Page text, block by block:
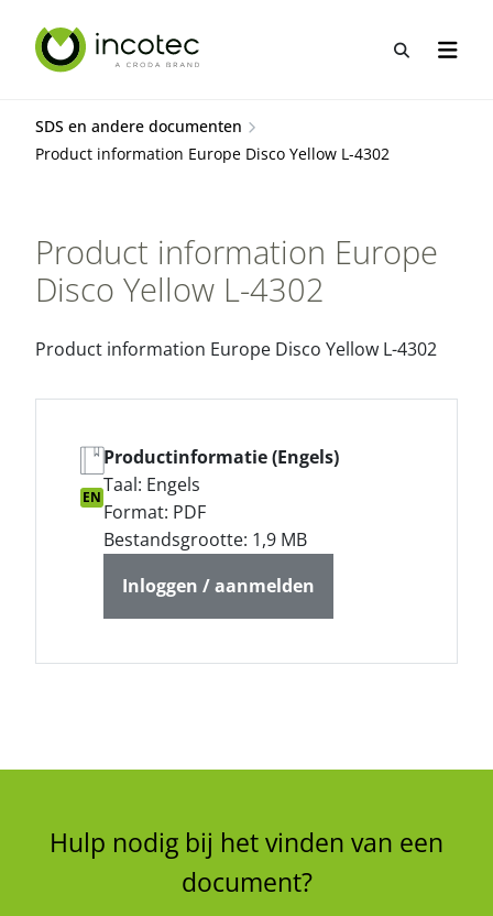
over
over
Open
Open
SDS en andere documenten
Product information Europe Disco Yellow L-4302
Product information Europe
Disco Yellow L-4302
Product information Europe Disco Yellow L-4302
EN
Productinformatie (Engels)
Taal: Engels
Format: PDF
Bestandsgrootte: 1,9 MB
Inloggen / aanmelden
Hulp nodig bij het vinden van een
document?